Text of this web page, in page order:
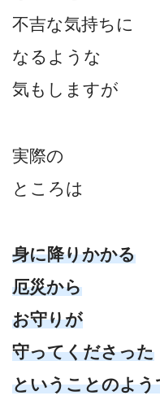
不吉な気持ちに
なるような
気もしますが
実際の
ところは
身に降りかかる
厄災から
お守りが
守ってくださった
ということのよう